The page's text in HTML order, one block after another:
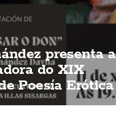
presenta a
do XIX
Poesía Erótica